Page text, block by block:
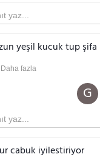
yeşil kucuk tup şifa
Daha fazla
G
cabuk iyilestiriyor